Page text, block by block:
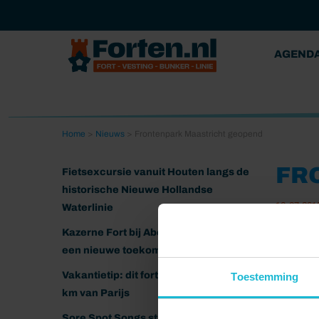
Toestemming
Home Nieuws
Fietsexcursie vanuit Houten langs de
historische Nieuwe Hollandse
Waterlinie
Kazerne Fort bij Abcoude klaar voor
een nieuwe toekomst
Vakantietip: dit fort ligt nog geen 20
km van Parijs
16-07-
gebruik.